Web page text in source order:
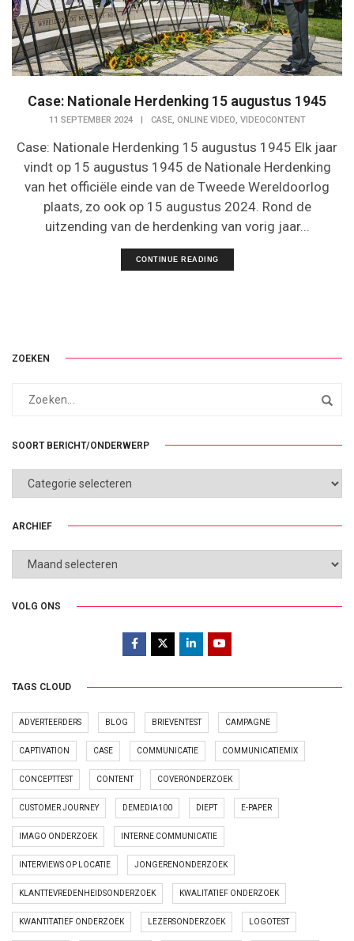
Case: Nationale Herdenking 15 augustus 1945
11 SEPTEMBER 2024 CASE, ONLINE VIDEO, VIDEOCONTENT
Case: Nationale Herdenking 15 augustus 1945 Elk jaar
vindt op 15 augustus 1945 de Nationale Herdenking
van het officiële einde van de Tweede Wereldoorlog
plaats, zo ook op 15 augustus 2024. Rond de
uitzending van de herdenking van vorig jaar...
CONTINUE READING
ZOEKEN
SOORT BERICHT/ONDERWERP
SOORT
BERICHT/ONDERWERP
ARCHIEF
ARCHIEF
VOLG ONS
TAGS CLOUD
ADVERTEERDERS BLOG BRIEVENTEST CAMPAGNE
CAPTIVATION CASE COMMUNICATIE COMMUNICATIEMIX
CONCEPTTEST CONTENT COVERONDERZOEK
CUSTOMER JOURNEY DEMEDIA100 DIEPT E-PAPER
IMAGO ONDERZOEK INTERNE COMMUNICATIE
INTERVIEWS OP LOCATIE JONGERENONDERZOEK
KLANTTEVREDENHEIDSONDERZOEK KWALITATIEF ONDERZOEK
KWANTITATIEF ONDERZOEK LEZERSONDERZOEK LOGOTEST